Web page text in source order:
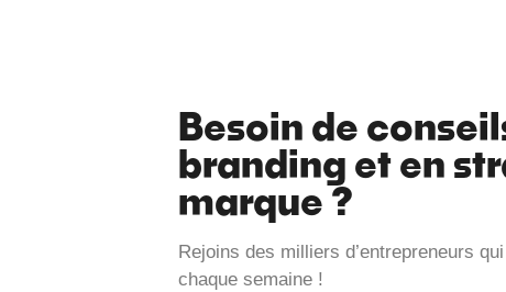
Besoin de
branding et en
marque ?
Rejoins des milliers d’entrepreneurs
chaque semaine !